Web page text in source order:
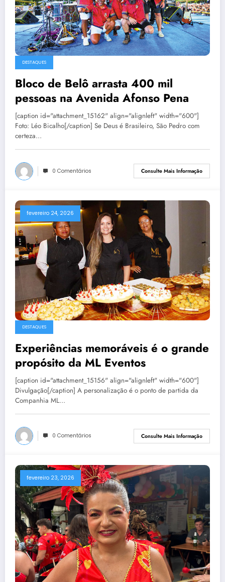
DESTAQUES
Bloco de Belô arrasta 400 mil
pessoas na Avenida Afonso Pena
[caption id="attachment_15162" align="alignleft" width="600"]
Foto: Léo Bicalho[/caption] Se Deus é Brasileiro, São Pedro com
certeza…
0 Comentários Consulte Mais Informação
fevereiro 24, 2026
DESTAQUES
Experiências memoráveis é o grande
propósito da ML Eventos
[caption id="attachment_15156" align="alignleft" width="600"]
Divulgação[/caption] A personalização é o ponto de partida da
Companhia ML…
0 Comentários Consulte Mais Informação
fevereiro 23, 2026